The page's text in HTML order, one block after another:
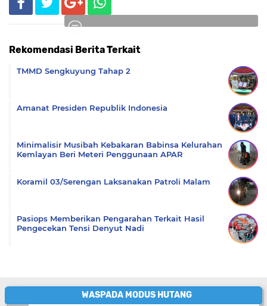
Rekomendasi Berita Terkait
TMMD Sengkuyung Tahap 2
Amanat Presiden Republik Indonesia
Minimalisir Musibah Kebakaran Babinsa Kelurahan
Kemlayan Beri Meteri Penggunaan APAR
Koramil 03/Serengan Laksanakan Patroli Malam
Pasiops Memberikan Pengarahan Terkait Hasil
Pengecekan Tensi Denyut Nadi
WASPADA MODUS HUTANG